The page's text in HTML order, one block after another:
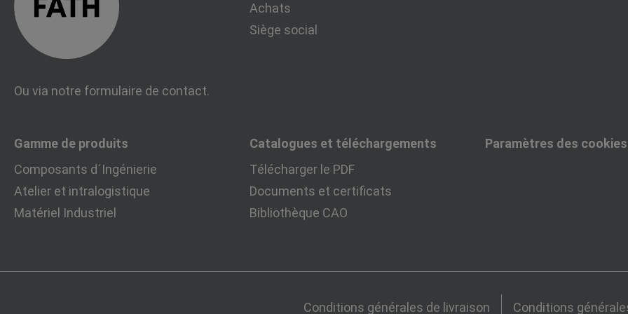
Ou via notre formulaire de contact.
Achats
Siège social
Gamme de produits
Composants d´Ingénierie
Atelier et intralogistique
Matériel Industriel
Catalogues et téléchargements
Télécharger le PDF
Documents et certificats
Bibliothèque CAO
Paramètres des cookies
Conditions générales de livraison Conditions